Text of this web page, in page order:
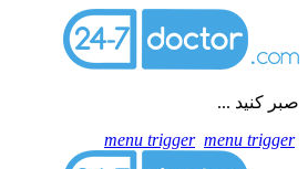
صبر کنید ...
menu trigger menu trigger